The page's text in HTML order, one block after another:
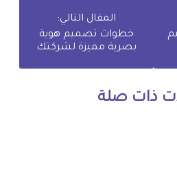
المقال التالي:
خطوات تصميم هوية
بصرية مميزة لشركتك
ذات صلة